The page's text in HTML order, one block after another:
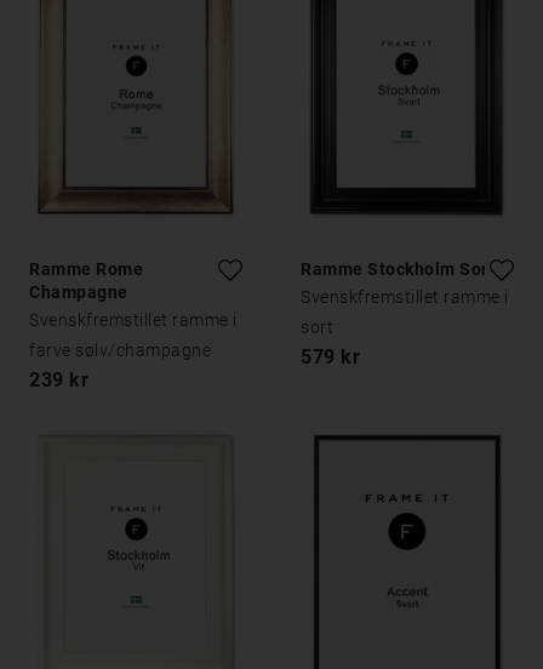
Ramme Rome
Champagne
Svenskfremstillet ramme i
farve sølv/champagne
239 kr
Ramme Stockholm Sort
Svenskfremstillet ramme i
sort
579 kr